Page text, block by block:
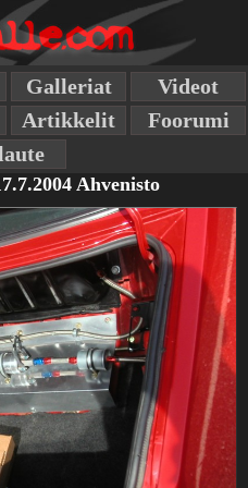
Galleriat
Videot
Artikkelit
Foorumi
Ahvenisto